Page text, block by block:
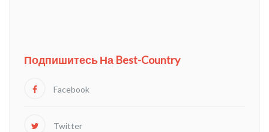
Подпишитесь На Best-Country
Facebook
Twitter